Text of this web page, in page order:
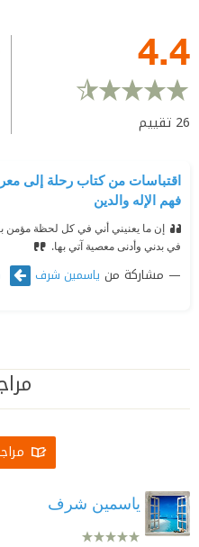
4.4
26 تقييم
اقتباسات من كتاب رحلة إلى
فهم الإله والدين
إن ما يعنيني أني في كل لحظة مؤمن
في بدني وأدنى معصية آتي بها.
مشاركة من ياسمين شرف
ياسمين شرف